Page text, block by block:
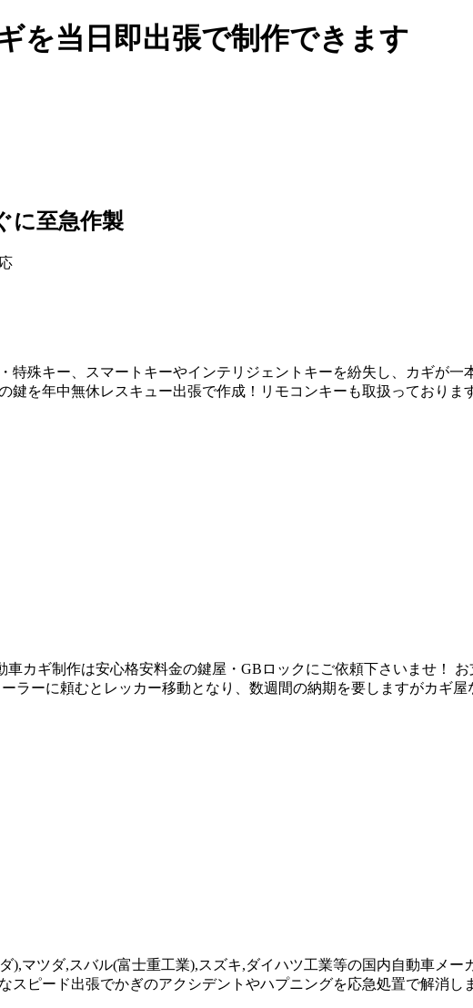
を当日即出張で制作できます
に至急作製
特殊キー、スマートキーやインテリジェントキーを紛失し、カギが一
鍵を年中無休レスキュー出張で作成！リモコンキーも取扱っておりま
カギ制作は安心格安料金の鍵屋・GBロックにご依頼下さいませ！
ラーに頼むとレッカー移動となり、数週間の納期を要しますがカギ
),マツダ,スバル(富士重工業),スズキ,ダイハツ工業等の国内自動車メ
スピード出張でかぎのアクシデントやハプニングを応急処置で解消し